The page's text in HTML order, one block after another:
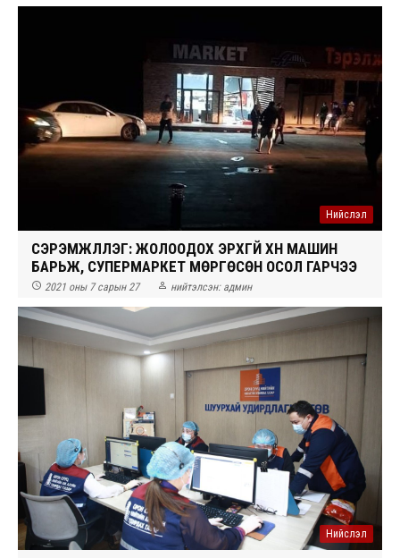
Нийслэл
СЭРЭМЖЛҮҮЛЭГ: ЖОЛООДОХ ЭРХГҮЙ ХҮН МАШИН
БАРЬЖ, СУПЕРМАРКЕТ МӨРГӨСӨН ОСОЛ ГАРЧЭЭ
 2021 оны 7 сарын 27  нийтэлсэн: админ
Нийслэл